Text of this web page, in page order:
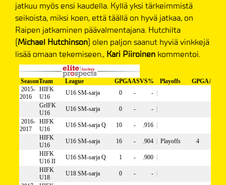
jatkuu myös ensi kaudella. Kyllä yksi tärkeimmistä
seikoista, miksi koen, että täällä on hyvä jatkaa, on
Raipen jatkaminen päävalmentajana. Hutchilta
(Michael Hutchinson) olen paljon saanut hyviä vinkkejä
lisää omaan tekemiseen., Kari Piiroinen kommentoi.